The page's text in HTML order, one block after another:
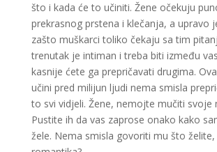
što i kada će to učiniti. Žene očekuju
prekrasnog prstena i klečanja, a upravo
zašto muškarci toliko čekaju sa tim
trenutak je intiman i treba biti između
kasnije ćete ga prepričavati drugima.
učini pred milijun ljudi nema smisla
to svi vidjeli. Žene, nemojte mučiti svoje
Pustite ih da vas zaprose onako kako
žele. Nema smisla govoriti mu što
SANJA/ Kod 07
Tarot savjetnik je zauzet
TEHNIKE: tarot, egipatski tarot, visak, rune,
astro tarot
Broj tel: 064/600-600
tel:0,93€ - mob:1,12€ min